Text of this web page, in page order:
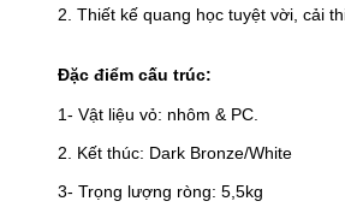
2. Thiết kế quang học tuyệt vời, cải
Đặc điểm cấu trúc:
1- Vật liệu vỏ: nhôm & PC.
2. Kết thúc: Dark Bronze/White
3- Trọng lượng ròng: 5,5kg